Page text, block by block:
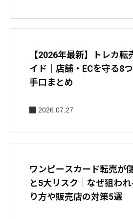
【2026年最新】トレカ転
イド｜店舗・ECを守る8
手口まとめ
2026.07.27
ワンピースカード転売が
と5大リスク｜なぜ狙わ
り方や販売店の対策5選